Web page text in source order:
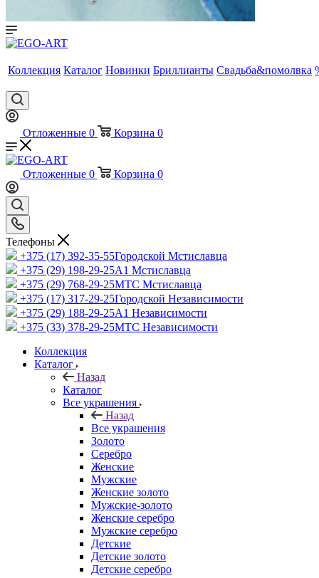
Коллекция Каталог Новинки Бриллианты Свадьба&помолвка
Отложенные 0 Корзина 0
Отложенные 0 Корзина 0
Телефоны
+375 (17) 392-35-55Городской Мстиславца
+375 (29) 198-29-25A1 Мстиславца
+375 (29) 768-29-25МТС Мстиславца
+375 (17) 317-29-25Городской Независимости
+375 (29) 188-29-25A1 Независимости
+375 (33) 378-29-25МТС Независимости
Коллекция
Каталог
Назад
Каталог
Все украшения
Назад
Все украшения
Золото
Серебро
Женские
Мужские
Женские золото
Мужские-золото
Женские серебро
Мужские серебро
Детские
Детские золото
Детские серебро